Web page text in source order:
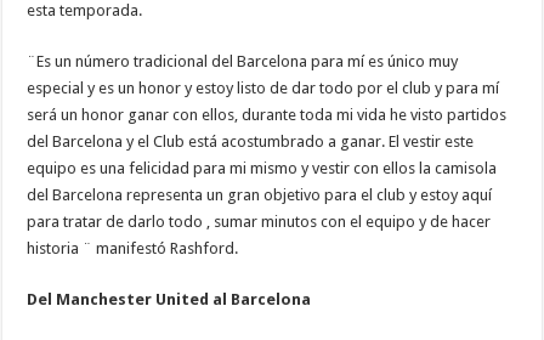
esta temporada.
¨Es un número tradicional del Barcelona para mí es único muy
especial y es un honor y estoy listo de dar todo por el club y para mí
será un honor ganar con ellos, durante toda mi vida he visto partidos
del Barcelona y el Club está acostumbrado a ganar. El vestir este
equipo es una felicidad para mi mismo y vestir con ellos la camisola
del Barcelona representa un gran objetivo para el club y estoy aquí
para tratar de darlo todo , sumar minutos con el equipo y de hacer
historia ¨ manifestó Rashford.
Del Manchester United al Barcelona